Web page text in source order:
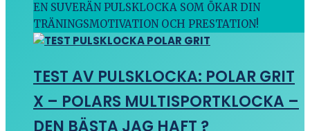
EN SUVERÄN PULSKLOCKA SOM ÖKAR DIN
TRÄNINGSMOTIVATION OCH PRESTATION!
TEST AV PULSKLOCKA: POLAR GRIT
X – POLARS MULTISPORTKLOCKA –
DEN BÄSTA JAG HAFT ?